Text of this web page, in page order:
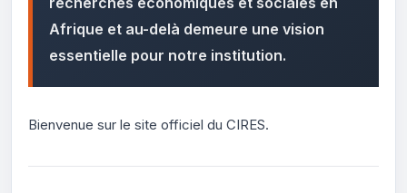
Afrique et au-delà demeure une vision
essentielle pour notre institution.
Bienvenue sur le site officiel du CIRES.